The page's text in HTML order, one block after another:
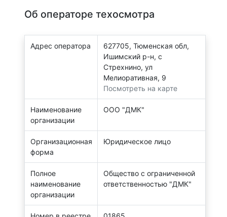
Об операторе техосмотра
Адрес оператора
627705, Тюменская обл,
Ишимский р-н, с
Стрехнино, ул
Мелиоративная, 9
Посмотреть на карте
Наименование
организации
ООО "ДМК"
Организационная
форма
Юридическое лицо
Полное
наименование
организации
Общество с ограниченной
ответственностью "ДМК"